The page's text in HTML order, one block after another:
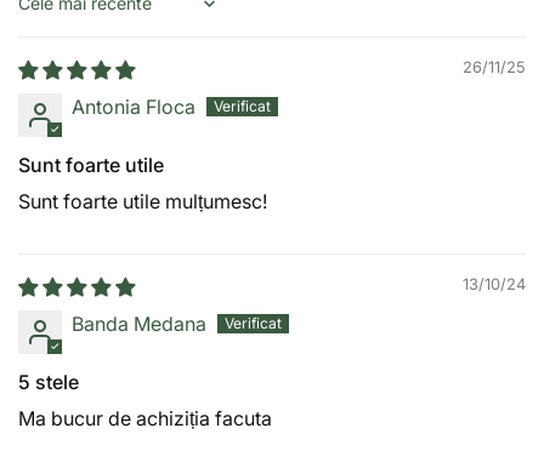
Sort by
26/11/25
Antonia Floca
Sunt foarte utile
Sunt foarte utile mulțumesc!
13/10/24
Banda Medana
5 stele
Ma bucur de achiziția facuta